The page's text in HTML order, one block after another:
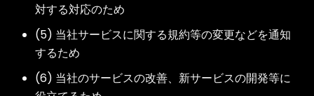
対する対応のため
(5) 当社サービスに関する規約等の変更などを通知
するため
(6) 当社のサービスの改善、新サービスの開発等に